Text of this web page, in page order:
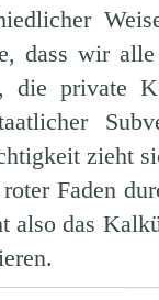
dass wir
die private
zieht
Faden
also das